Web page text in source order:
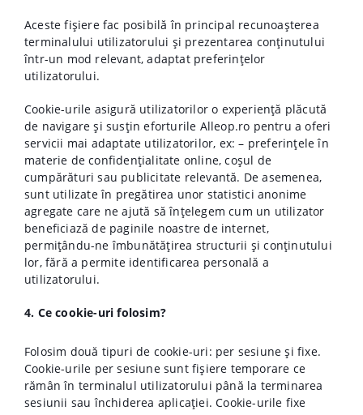
Aceste fișiere fac posibilă în principal recunoașterea
terminalului utilizatorului și prezentarea conținutului
într-un mod relevant, adaptat preferințelor
utilizatorului.
Cookie-urile asigură utilizatorilor o experiență plăcută
de navigare și susțin eforturile Alleop.ro pentru a oferi
servicii mai adaptate utilizatorilor, ex: – preferințele în
materie de confidențialitate online, coșul de
cumpărături sau publicitate relevantă. De asemenea,
sunt utilizate în pregătirea unor statistici anonime
agregate care ne ajută să înțelegem cum un utilizator
beneficiază de paginile noastre de internet,
permițându-ne îmbunătățirea structurii și conținutului
lor, fără a permite identificarea personală a
utilizatorului.
4. Ce cookie-uri folosim?
Folosim două tipuri de cookie-uri: per sesiune și fixe.
Cookie-urile per sesiune sunt fișiere temporare ce
rămân în terminalul utilizatorului până la terminarea
sesiunii sau închiderea aplicației. Cookie-urile fixe